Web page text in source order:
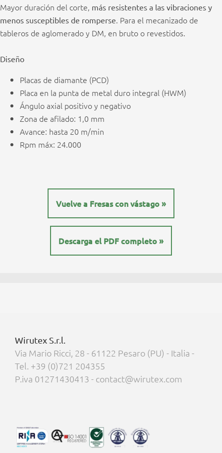
Mayor duración del corte, más resistentes a las vibraciones y
menos susceptibles de romperse. Para el mecanizado de
tableros de aglomerado y DM, en bruto o revestidos.
Diseño
Placas de diamante (PCD)
Placa en la punta de metal duro integral (HWM)
Ángulo axial positivo y negativo
Zona de afilado: 1,0 mm
Avance: hasta 20 m/min
Rpm máx: 24.000
Vuelve a Fresas con vástago »
Descarga el PDF completo »
Wirutex S.r.l.
Via Mario Ricci, 28 - 61122 Pesaro (PU) - Italia -
Tel. +39 (0)721 204355
P.iva 01271430413 - contact@wirutex.com